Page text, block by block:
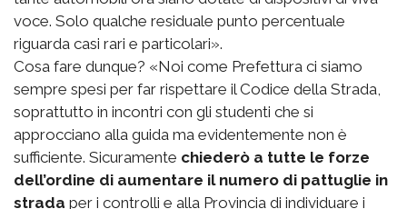
voce. Solo qualche residuale punto percentuale
riguarda casi rari e particolari».
Cosa fare dunque? «Noi come Prefettura ci siamo
sempre spesi per far rispettare il Codice della Strada,
soprattutto in incontri con gli studenti che si
approcciano alla guida ma evidentemente non è
sufficiente. Sicuramente chiederò a tutte le forze
dell’ordine di aumentare il numero di pattuglie in
strada per i controlli e alla Provincia di individuare i